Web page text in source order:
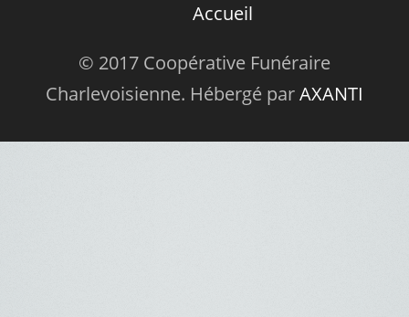
Accueil
© 2017 Coopérative Funéraire
Charlevoisienne. Hébergé parAXANTI